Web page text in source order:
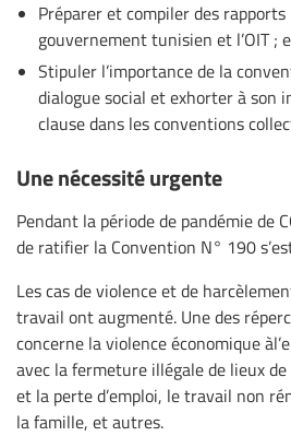
Préparer et compiler des
gouvernement tunisien et l’OIT ;
Stipuler l’importance de la
dialogue social et exhorter à son
clause dans les conventions
Une nécessité urgente
Pendant la période de pandémie de
de ratifier la Convention N° 190
Les cas de violence et de
travail ont augmenté. Une des
concerne la violence économique
avec la fermeture illégale de lieux
et la perte d’emploi, le travail non
la famille, et autres.